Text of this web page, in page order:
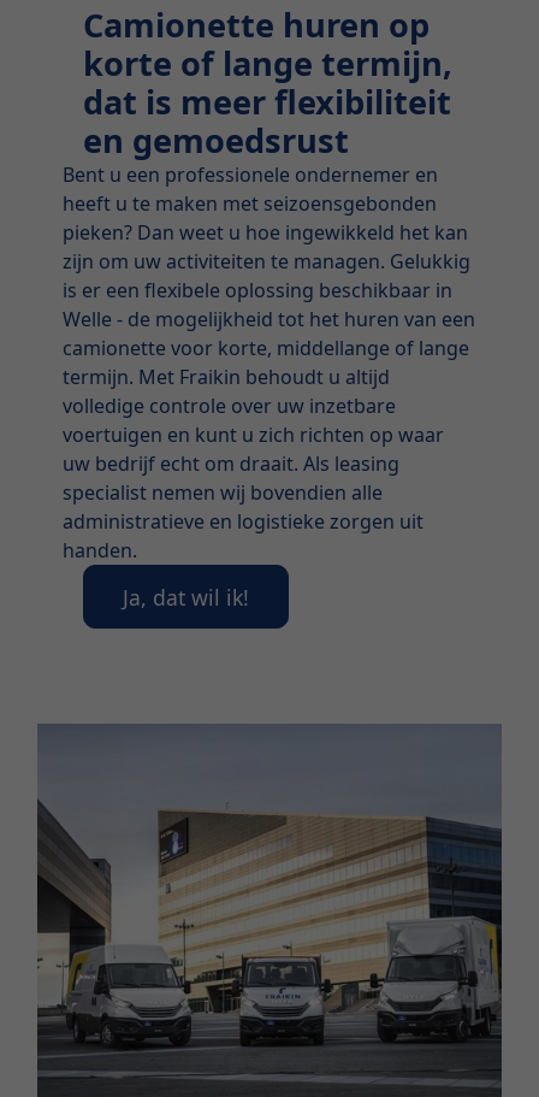
Camionette huren op
korte of lange termijn,
dat is meer flexibiliteit
en gemoedsrust
Bent u een professionele ondernemer en
heeft u te maken met seizoensgebonden
pieken? Dan weet u hoe ingewikkeld het kan
zijn om uw activiteiten te managen. Gelukkig
is er een flexibele oplossing beschikbaar in
Welle - de mogelijkheid tot het huren van een
camionette voor korte, middellange of lange
termijn. Met Fraikin behoudt u altijd
volledige controle over uw inzetbare
voertuigen en kunt u zich richten op waar
uw bedrijf echt om draait. Als leasing
specialist nemen wij bovendien alle
administratieve en logistieke zorgen uit
handen.
Ja, dat wil ik!